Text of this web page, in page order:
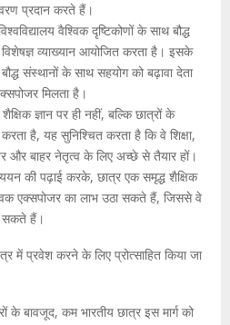
प्रदान करते हैं।
वैश्विक दृष्टिकोणों के साथ बौद्ध
व्याख्यान आयोजित करता है। इसके
संस्थानों के साथ सहयोग को बढ़ावा देता
मिलता है।
ज्ञान पर ही नहीं, बल्कि छात्रों के
है, यह सुनिश्चित करता है कि वे शिक्षा,
और बाहर नेतृत्व के लिए अच्छे से तैयार हों।
की पढ़ाई करके, छात्र एक समृद्ध शैक्षिक
एक्सपोजर का लाभ उठा सकते हैं, जिससे वे
सकते हैं।
में प्रवेश करने के लिए प्रोत्साहित किया जा
बावजूद, कम भारतीय छात्र इस मार्ग को